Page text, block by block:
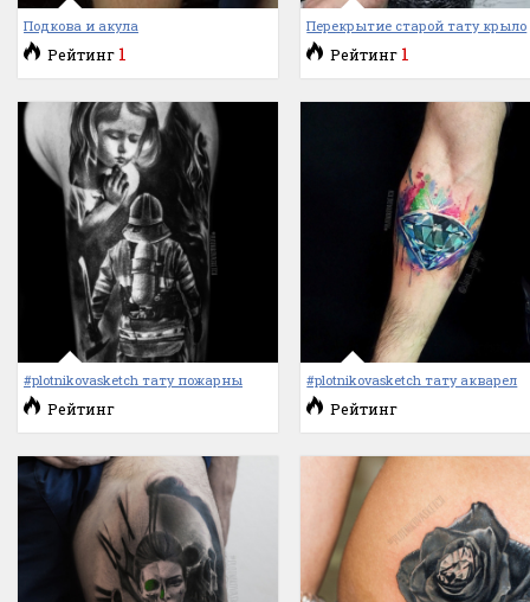
Подкова и акула
Рейтинг 1
Перекрытие старой тату крыло
Рейтинг 1
#plotnikovasketch тату пожарны
Рейтинг
#plotnikovasketch тату акварел
Рейтинг